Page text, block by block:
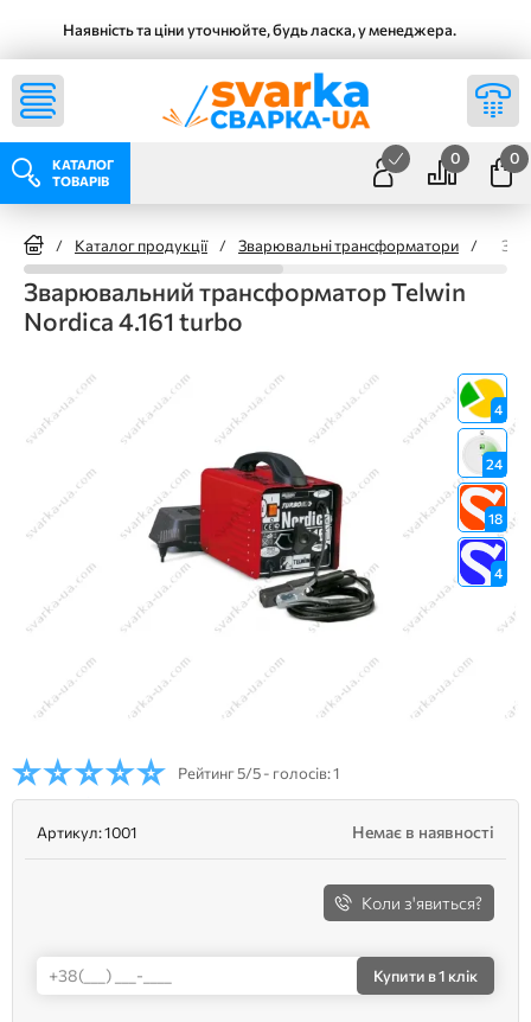
Наявність та ціни уточнюйте, будь ласка, у менеджера.
КАТАЛОГ
ТОВАРІВ
0 0
/ Каталог продукції / Зварювальні трансформатори /
Зварювальний трансформатор Telwin
Nordica 4.161 turbo
4
24
18
4
Рейтинг5/5 - голосів: 1
Артикул:1001 Немає в наявності
Коли з'явиться?
Купити в 1 клік